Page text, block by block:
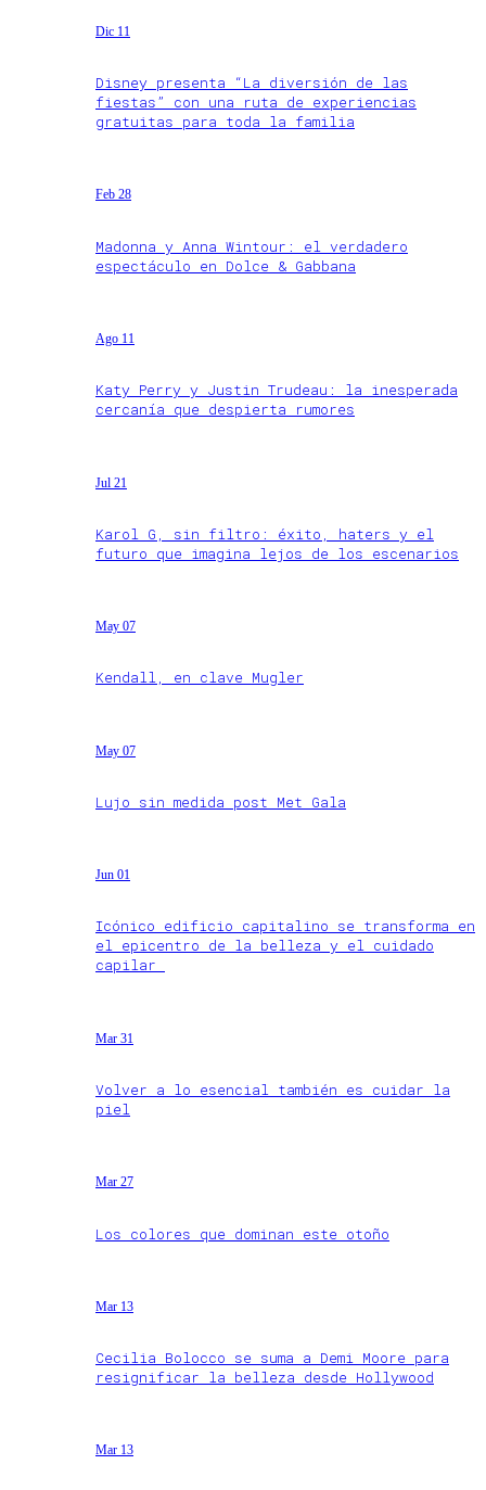
Dic 11
Disney presenta “La diversión de las
fiestas” con una ruta de experiencias
gratuitas para toda la familia
Feb 28
Madonna y Anna Wintour: el verdadero
espectáculo en Dolce & Gabbana
Ago 11
Katy Perry y Justin Trudeau: la inesperada
cercanía que despierta rumores
Jul 21
Karol G, sin filtro: éxito, haters y el
futuro que imagina lejos de los escenarios
May 07
Kendall, en clave Mugler
May 07
Lujo sin medida post Met Gala
Jun 01
Icónico edificio capitalino se transforma en
el epicentro de la belleza y el cuidado
capilar
Mar 31
Volver a lo esencial también es cuidar la
piel
Mar 27
Los colores que dominan este otoño
Mar 13
Cecilia Bolocco se suma a Demi Moore para
resignificar la belleza desde Hollywood
Mar 13